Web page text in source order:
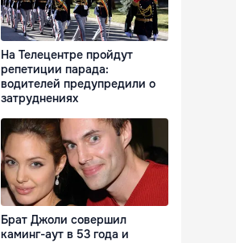
На Телецентре пройдут
репетиции парада:
водителей предупредили о
затруднениях
Брат Джоли совершил
каминг-аут в 53 года и